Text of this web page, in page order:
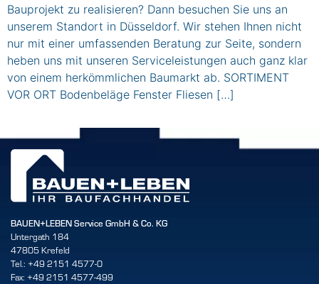
Bauprojekt zu realisieren? Dann besuchen Sie uns an
unserem Standort in Düsseldorf. Wir stehen Ihnen nicht
nur mit einer umfassenden Beratung zur Seite, sondern
heben uns mit unseren Serviceleistungen auch ganz klar
von einem herkömmlichen Baumarkt ab. SORTIMENT
VOR ORT Bodenbeläge Fenster Fliesen […]
BAUEN+LEBEN Service GmbH & Co. KG
Untergath 184
47805 Krefeld
Tel.: +49 2151 4577-0
Fax: +49 2151 4577-499